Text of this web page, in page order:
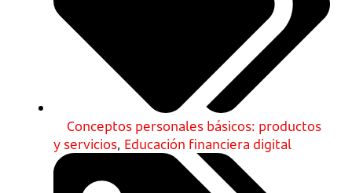
Conceptos personales básicos: productos
y servicios, Educación financiera digital